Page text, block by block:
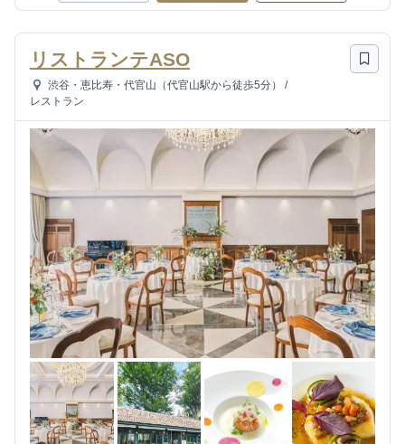
リストランテASO
渋谷・恵比寿・代官山（代官山駅から徒歩5分）
/
レストラン